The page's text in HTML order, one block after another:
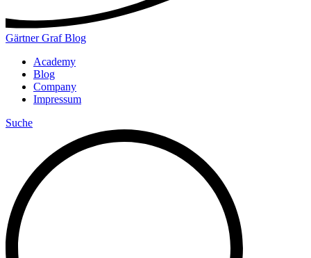
Gärtner Graf Blog
Academy
Blog
Company
Impressum
Suche